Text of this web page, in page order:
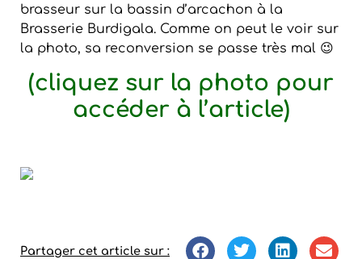
brasseur sur la bassin d’arcachon à la
Brasserie Burdigala. Comme on peut le voir sur
la photo, sa reconversion se passe très mal 😉
(cliquez sur la photo pour
accéder à l’article)
Partager cet article sur :